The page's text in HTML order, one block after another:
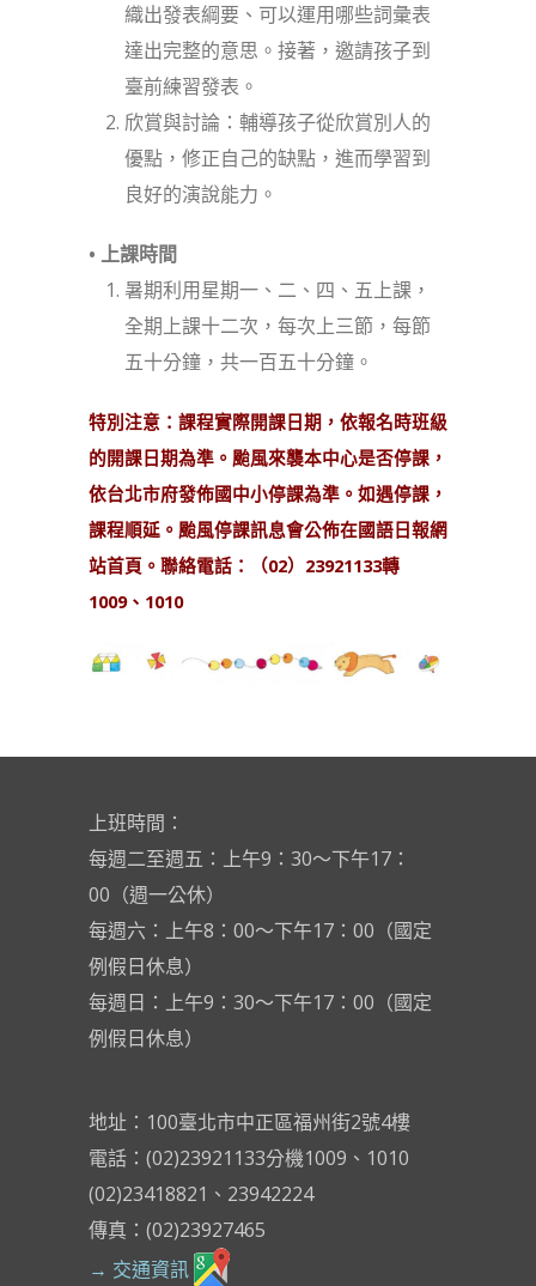
織出發表綱要、可以運用哪些詞彙表
達出完整的意思。接著，邀請孩子到
臺前練習發表。
欣賞與討論：輔導孩子從欣賞別人的
優點，修正自己的缺點，進而學習到
良好的演說能力。
• 上課時間
暑期利用星期一、二、四、五上課，
全期上課十二次，每次上三節，每節
五十分鐘，共一百五十分鐘。
特別注意：課程實際開課日期，依報名時班級
的開課日期為準。颱風來襲本中心是否停課，
依台北市府發佈國中小停課為準。如遇停課，
課程順延。颱風停課訊息會公佈在國語日報網
站首頁。聯絡電話：（02）23921133轉
1009、1010
上班時間：
每週二至週五：上午9：30～下午17：
00（週一公休）
每週六：上午8：00～下午17：00（國定
例假日休息）
每週日：上午9：30～下午17：00（國定
例假日休息）
地址：100臺北市中正區福州街2號4樓
電話：(02)23921133分機1009、1010
(02)23418821、23942224
傳真：(02)23927465
→ 交通資訊